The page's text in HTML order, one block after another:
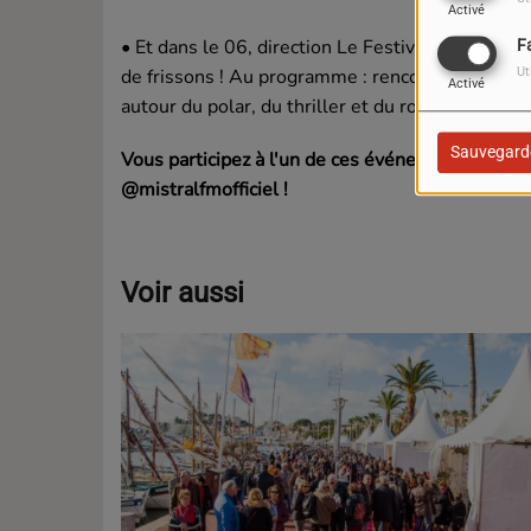
Activé
Activé
• Et dans le 06, direction Le Festival du Polar
de frissons ! Au programme : rencontres avec
autour du polar, du thriller et du roman noir.
Vous participez à l'un de ces événements ?
@mistralfmofficiel !
Voir aussi